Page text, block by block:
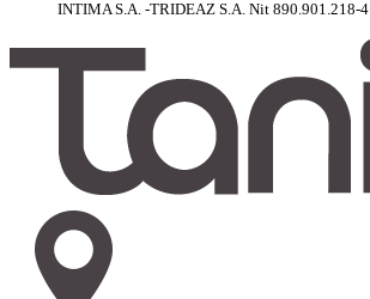
INTIMA S.A. -TRIDEAZ S.A. Nit 890.901.218-4